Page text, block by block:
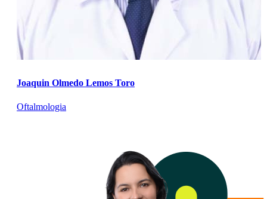
Joaquin Olmedo Lemos Toro
Oftalmologia